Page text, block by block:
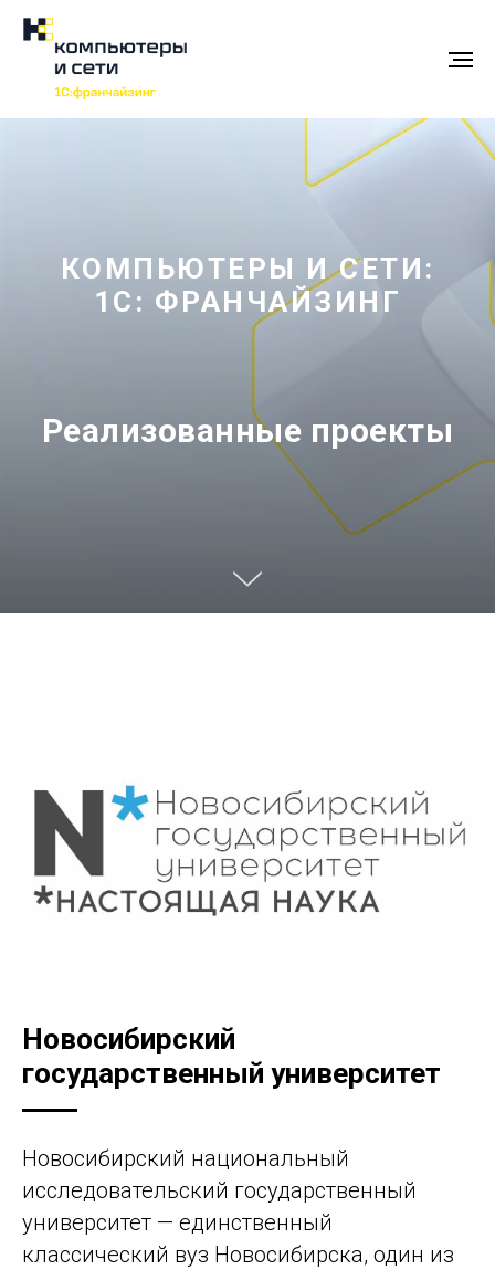
КОМПЬЮТЕРЫ И СЕТИ:
1С: ФРАНЧАЙЗИНГ
Реализованные проекты
Новосибирский
государственный университет
Новосибирский национальный
исследовательский государственный
университет — единственный
классический вуз Новосибирска, один из